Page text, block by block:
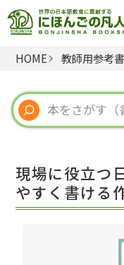
HOME 教師用参考書
現場に役立つ
やすく書ける